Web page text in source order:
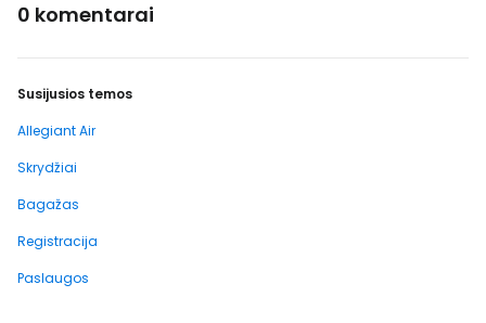
0 komentarai
Susijusios temos
Allegiant Air
Skrydžiai
Bagažas
Registracija
Paslaugos